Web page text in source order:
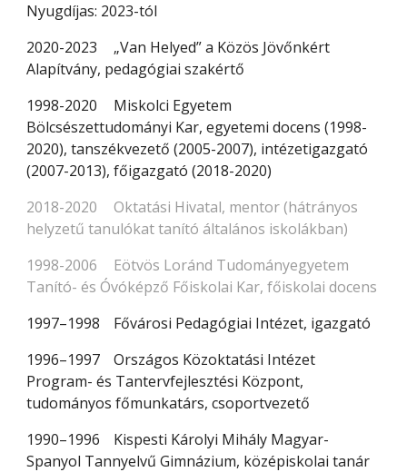
Nyugdíjas: 2023-tól
2020-2023
„Van Helyed” a Közös Jövőnkért
Alapítvány, pedagógiai szakértő
1998-2020
Miskolci Egyetem
Bölcsészettudományi Kar, egyetemi docens (1998-
2020), tanszékvezető (2005-2007), intézetigazgató
(2007-2013), főigazgató (2018-2020)
2018-2020
Oktatási Hivatal, mentor (hátrányos
helyzetű tanulókat tanító általános iskolákban)
1998-2006
Eötvös Loránd Tudományegyetem
Tanító- és Óvóképző Főiskolai Kar, főiskolai docens
1997–1998
Fővárosi Pedagógiai Intézet, igazgató
1996–1997
Országos Közoktatási Intézet
Program- és Tantervfejlesztési Központ,
tudományos főmunkatárs, csoportvezető
1990–1996
Kispesti Károlyi Mihály Magyar-
Spanyol Tannyelvű Gimnázium, középiskolai tanár